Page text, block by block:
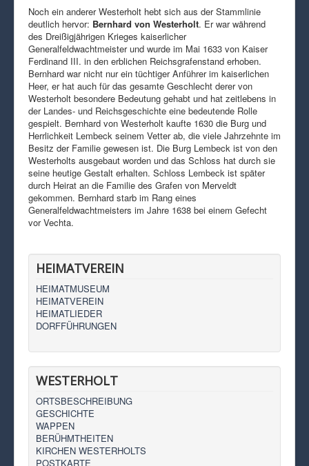
Noch ein anderer Westerholt hebt sich aus der Stammlinie
deutlich hervor: Bernhard von Westerholt. Er war während
des Dreißigjährigen Krieges kaiserlicher
Generalfeldwachtmeister und wurde im Mai 1633 von Kaiser
Ferdinand III. in den erblichen Reichsgrafenstand erhoben.
Bernhard war nicht nur ein tüchtiger Anführer im kaiserlichen
Heer, er hat auch für das gesamte Geschlecht derer von
Westerholt besondere Bedeutung gehabt und hat zeitlebens in
der Landes- und Reichsgeschichte eine bedeutende Rolle
gespielt. Bernhard von Westerholt kaufte 1630 die Burg und
Herrlichkeit Lembeck seinem Vetter ab, die viele Jahrzehnte im
Besitz der Familie gewesen ist. Die Burg Lembeck ist von den
Westerholts ausgebaut worden und das Schloss hat durch sie
seine heutige Gestalt erhalten. Schloss Lembeck ist später
durch Heirat an die Familie des Grafen von Merveldt
gekommen. Bernhard starb im Rang eines
Generalfeldwachtmeisters im Jahre 1638 bei einem Gefecht
vor Vechta.
HEIMATVEREIN
HEIMATMUSEUM
HEIMATVEREIN
HEIMATLIEDER
DORFFÜHRUNGEN
WESTERHOLT
ORTSBESCHREIBUNG
GESCHICHTE
WAPPEN
BERÜHMTHEITEN
KIRCHEN WESTERHOLTS
POSTKARTE